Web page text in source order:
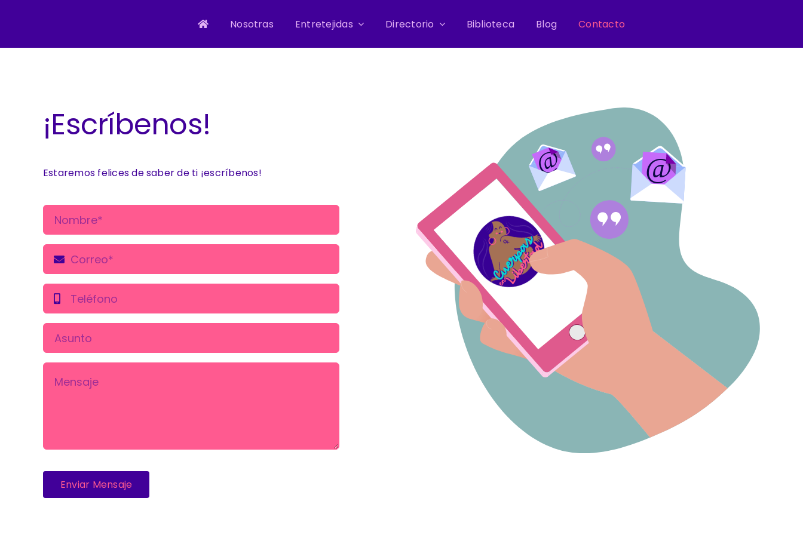
Nosotras Entretejidas Directorio Biblioteca Blog Contacto
¡Escríbenos!
Estaremos felices de saber de ti ¡escríbenos!
Enviar Mensaje